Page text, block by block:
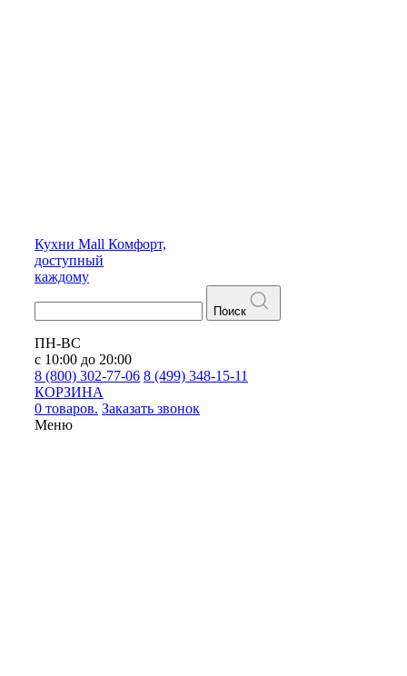
Кухни Mall Комфорт,
доступный
каждому
Поиск
ПН-ВС
с 10:00 до 20:00
8 (800) 302-77-06 8 (499) 348-15-11
КОРЗИНА
0 товаров. Заказать звонок
Меню